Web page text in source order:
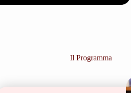
Il Programma